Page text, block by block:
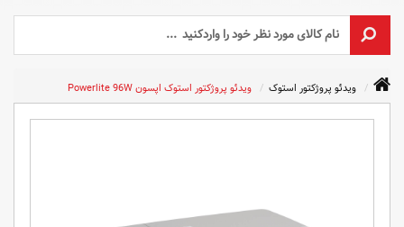
ویدئو پروژکتور استوک ویدئو پروژکتور استوک اپسون Powerlite 96W